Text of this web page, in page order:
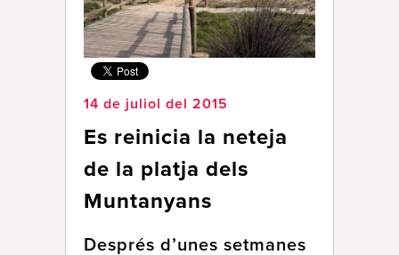
Noticies
Qui Som
14 de juliol del 2015
Es reinicia la neteja
de la platja dels
Muntanyans
Després d’unes setmanes